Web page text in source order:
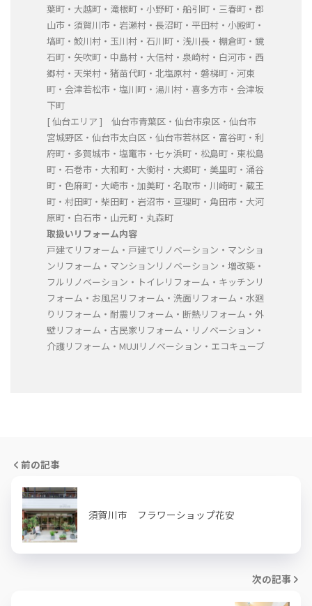
葉町・大越町・滝根町・小野町・船引町・三春町・郡
山市・須賀川市・岩瀬村・長沼町・平田村・小殿町・
塙町・鮫川村・玉川村・石川町・浅川長・棚倉町・鏡
石町・矢吹町・中島村・大信村・泉崎村・白河市・西
郷村・天栄村・猪苗代町・北塩原村・磐梯町・河東
町・会津若松市・塩川町・湯川村・喜多方市・会津坂
下町
[ 仙台エリア ] 仙台市青葉区・仙台市泉区・仙台市
宮城野区・仙台市太白区・仙台市若林区・富谷町・利
府町・多賀城市・塩竃市・七ヶ浜町・松島町・東松島
町・石巻市・大和町・大衡村・大郷町・美里町・涌谷
町・色麻町・大崎市・加美町・名取市・川崎町・蔵王
町・村田町・柴田町・岩沼市・亘理町・角田市・大河
原町・白石市・山元町・丸森町
取扱いリフォーム内容
戸建てリフォーム・戸建てリノベーション・マンショ
ンリフォーム・マンションリノベーション・増改築・
フルリノベーション・トイレリフォーム・キッチンリ
フォーム・お風呂リフォーム・洗面リフォーム・水廻
りリフォーム・耐震リフォーム・断熱リフォーム・外
壁リフォーム・古民家リフォーム・リノベーション・
介護リフォーム・MUJIリノベーション・エコキューブ
前の記事
須賀川市 フラワーショップ花安
次の記事